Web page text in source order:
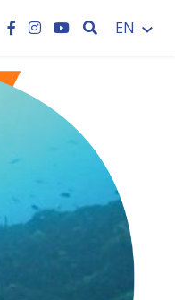
SEARCH
EN